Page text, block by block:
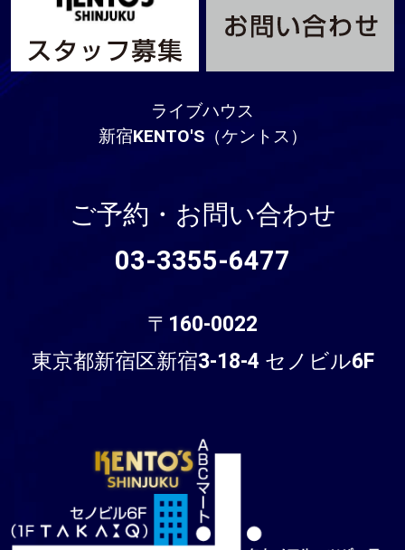
ライブハウス
新宿KENTO'S（ケントス）
ご予約・お問い合わせ
03-3355-6477
〒160-0022
東京都新宿区新宿3-18-4 セノビル6F